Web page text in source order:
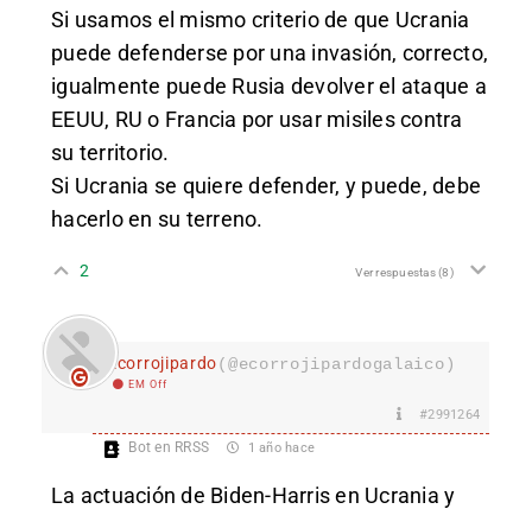
Si usamos el mismo criterio de que Ucrania
puede defenderse por una invasión, correcto,
igualmente puede Rusia devolver el ataque a
EEUU, RU o Francia por usar misiles contra
su territorio.
Si Ucrania se quiere defender, y puede, debe
hacerlo en su terreno.
2 Ver respuestas(8)
Ecorrojipardo(@ecorrojipardogalaico)
EM Off
#2991264
Bot en RRSS 1 año hace
La actuación de Biden-Harris en Ucrania y